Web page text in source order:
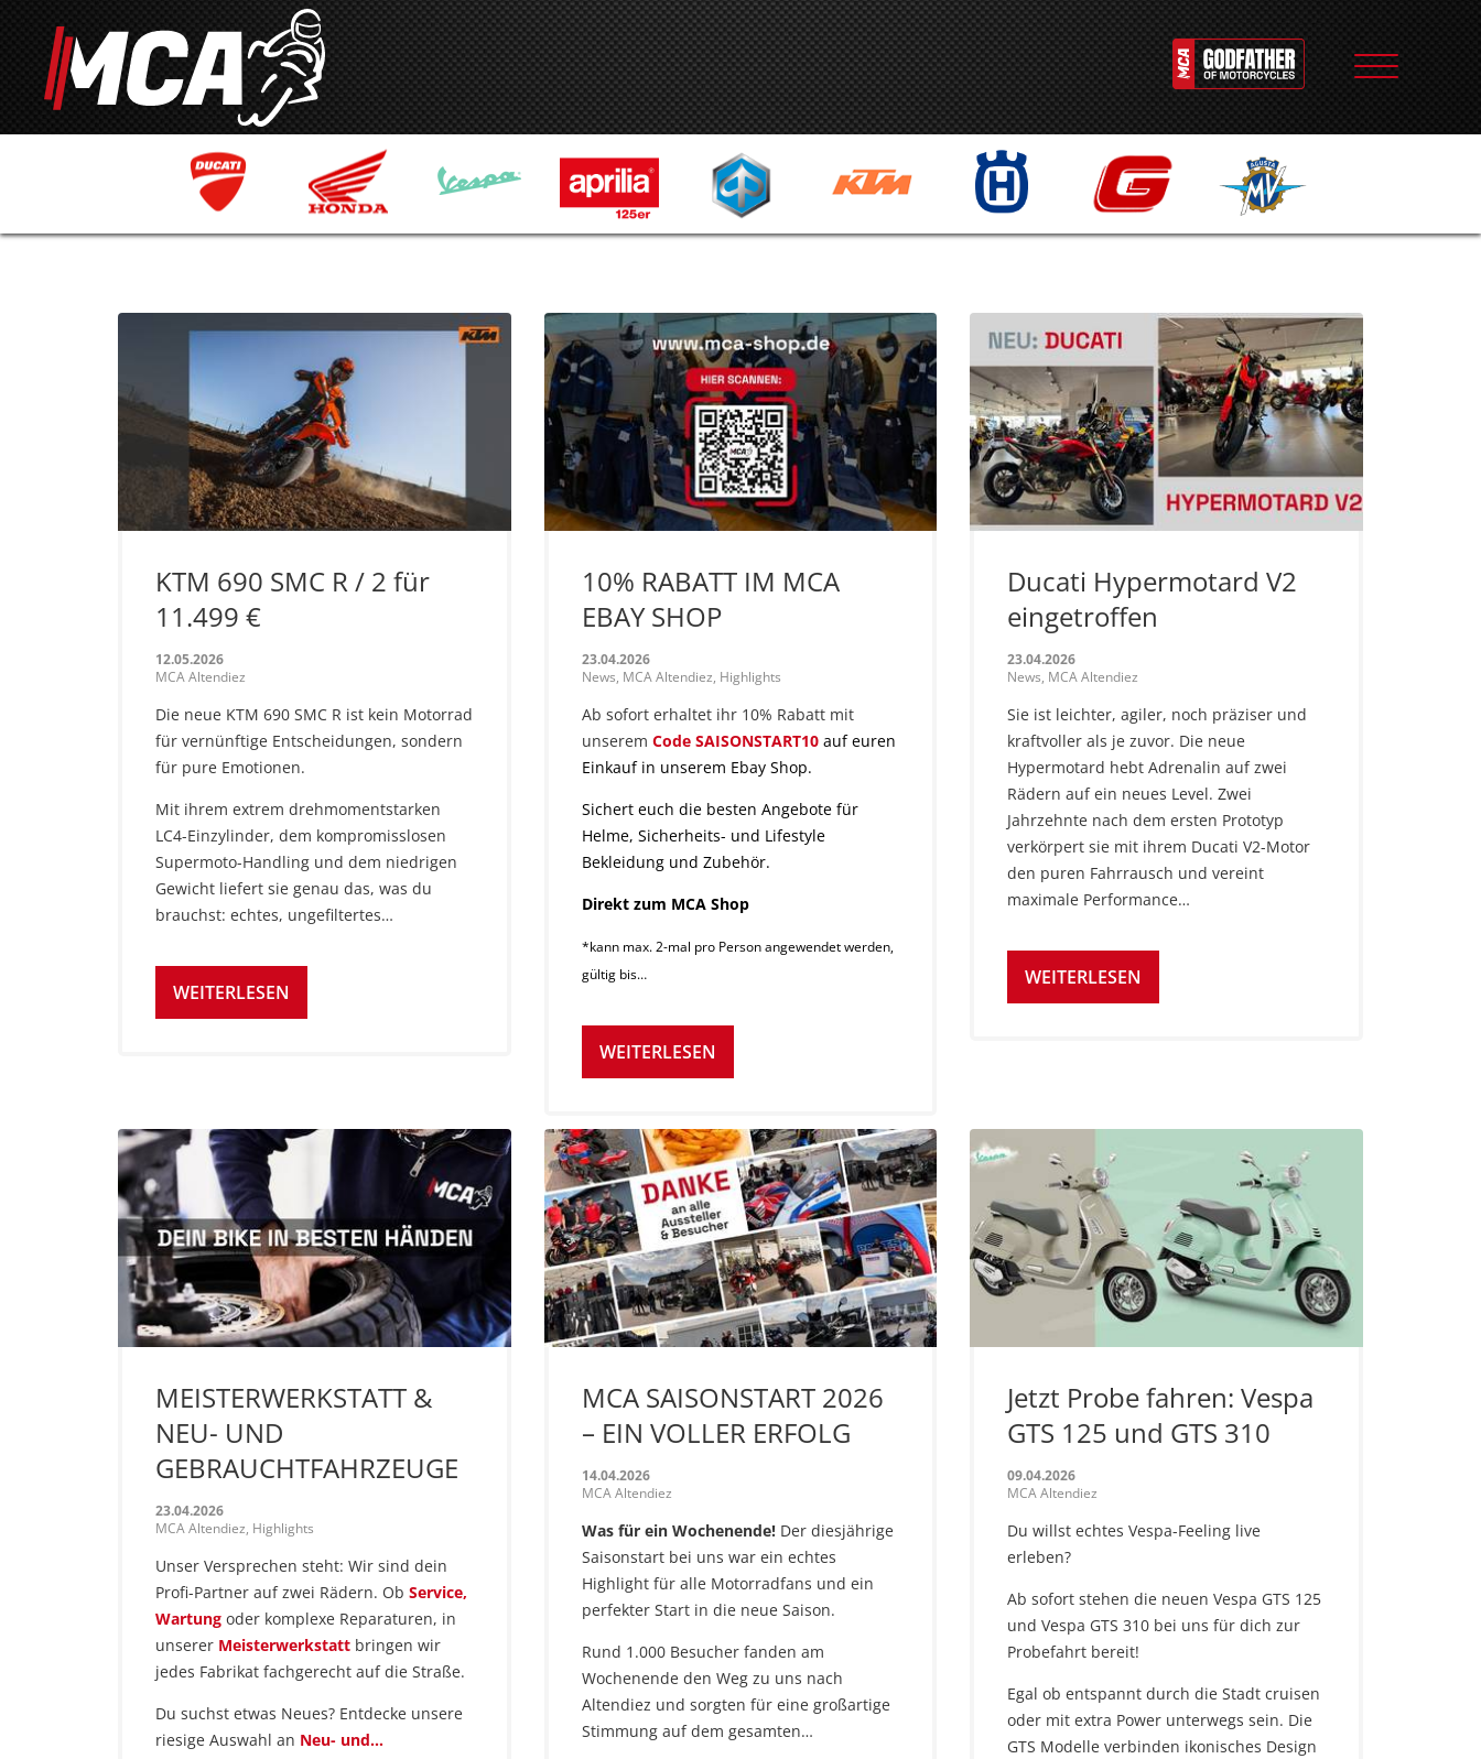
KTM 690 SMC R / 2 für
11.499 €
12.05.2026
MCA Altendiez
Die neue KTM 690 SMC R ist kein Motorrad
für vernünftige Entscheidungen, sondern
für pure Emotionen.
Mit ihrem extrem drehmomentstarken
LC4-Einzylinder, dem kompromisslosen
Supermoto-Handling und dem niedrigen
Gewicht liefert sie genau das, was du
brauchst: echtes, ungefiltertes…
WEITERLESEN
10% RABATT IM MCA
EBAY SHOP
23.04.2026
News, MCA Altendiez, Highlights
Ab sofort erhaltet ihr 10% Rabatt mit
unserem Code SAISONSTART10 auf euren
Einkauf in unserem Ebay Shop.
Sichert euch die besten Angebote für
Helme, Sicherheits- und Lifestyle
Bekleidung und Zubehör.
Direkt zum MCA Shop
*kann max. 2-mal pro Person angewendet werden,
gültig bis…
WEITERLESEN
Ducati Hypermotard V2
eingetroffen
23.04.2026
News, MCA Altendiez
Sie ist leichter, agiler, noch präziser und
kraftvoller als je zuvor. Die neue
Hypermotard hebt Adrenalin auf zwei
Rädern auf ein neues Level. Zwei
Jahrzehnte nach dem ersten Prototyp
verkörpert sie mit ihrem Ducati V2-Motor
den puren Fahrrausch und vereint
maximale Performance…
WEITERLESEN
MEISTERWERKSTATT &
NEU- UND
GEBRAUCHTFAHRZEUGE
23.04.2026
MCA Altendiez, Highlights
Unser Versprechen steht: Wir sind dein
Profi-Partner auf zwei Rädern. ObService,
Wartung oder komplexe Reparaturen, in
unserer Meisterwerkstatt bringen wir
jedes Fabrikat fachgerecht auf die Straße.
Du suchst etwas Neues? Entdecke unsere
riesige Auswahl an Neu- und…
MCA SAISONSTART 2026
– EIN VOLLER ERFOLG
14.04.2026
MCA Altendiez
Was für ein Wochenende!Der diesjährige
Saisonstart bei uns war ein echtes
Highlight für alle Motorradfans und ein
perfekter Start in die neue Saison.
Rund 1.000 Besucher fanden am
Wochenende den Weg zu uns nach
Altendiez und sorgten für eine großartige
Stimmung auf dem gesamten…
Jetzt Probe fahren: Vespa
GTS 125 und GTS 310
09.04.2026
MCA Altendiez
Du willst echtes Vespa-Feeling live
erleben?
Ab sofort stehen die neuen Vespa GTS 125
und Vespa GTS 310 bei uns für dich zur
Probefahrt bereit!
Egal ob entspannt durch die Stadt cruisen
oder mit extra Power unterwegs sein. Die
GTS Modelle verbinden ikonisches Design